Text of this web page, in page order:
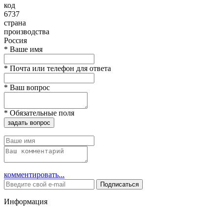
код
6737
страна
производства
Россия
* Ваше имя
* Почта или телефон для ответа
* Ваш вопрос
* Обязательные поля
задать вопрос
комментировать...
Подписаться
Информация